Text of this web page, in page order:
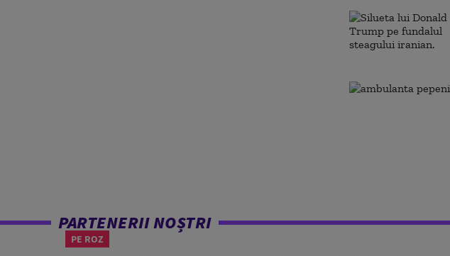
PARTENERII NOȘTRI
PE ROZ